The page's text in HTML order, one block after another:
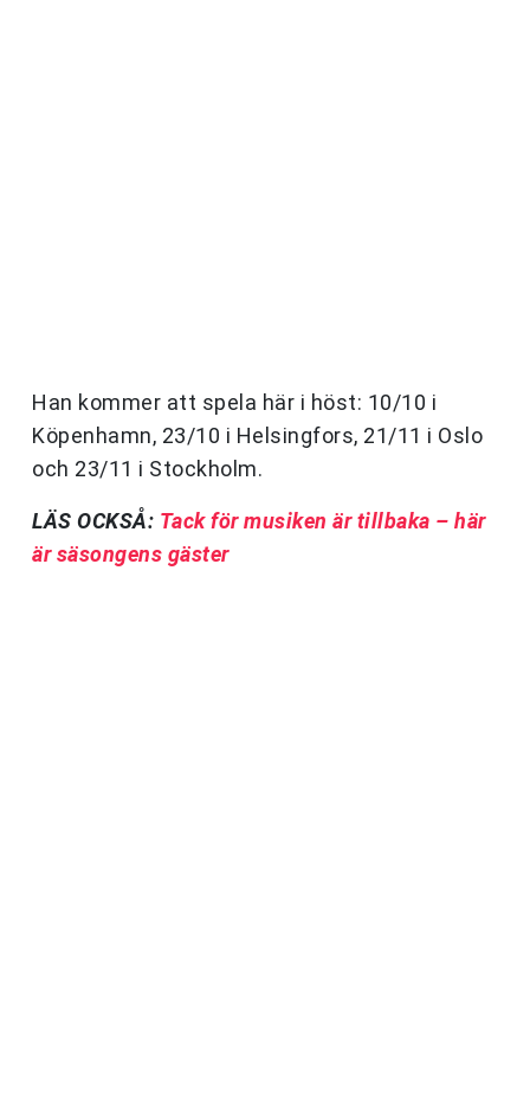
Han kommer att spela här i höst: 10/10 i
Köpenhamn, 23/10 i Helsingfors, 21/11 i Oslo
och 23/11 i Stockholm.
LÄS OCKSÅ: Tack för musiken är tillbaka – här
är säsongens gäster